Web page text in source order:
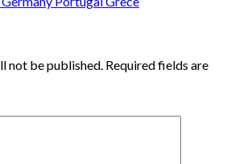
not be published. Required fields are